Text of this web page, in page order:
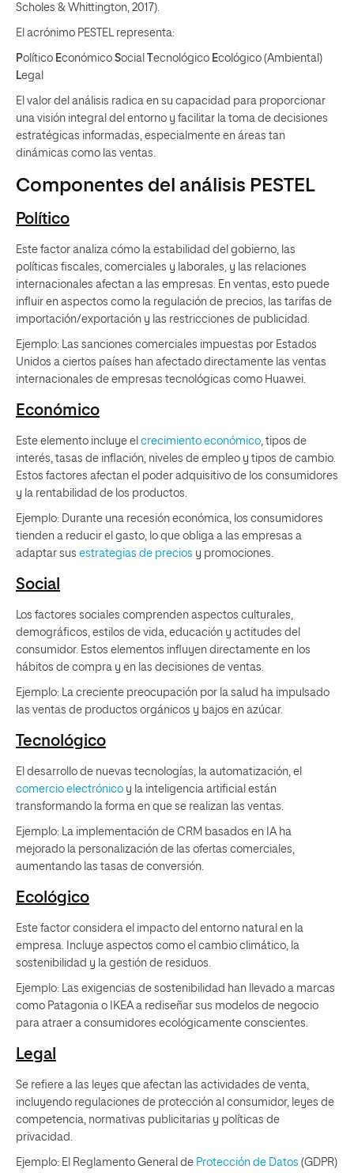
Scholes & Whittington, 2017).
El acrónimo PESTEL representa:
Político Económico Social Tecnológico Ecológico (Ambiental)
Legal
El valor del análisis radica en su capacidad para proporcionar
una visión integral del entorno y facilitar la toma de decisiones
estratégicas informadas, especialmente en áreas tan
dinámicas como las ventas.
Componentes del análisis PESTEL
Político
Este factor analiza cómo la estabilidad del gobierno, las
políticas fiscales, comerciales y laborales, y las relaciones
internacionales afectan a las empresas. En ventas, esto puede
influir en aspectos como la regulación de precios, las tarifas de
importación/exportación y las restricciones de publicidad.
Ejemplo: Las sanciones comerciales impuestas por Estados
Unidos a ciertos países han afectado directamente las ventas
internacionales de empresas tecnológicas como Huawei.
Económico
Este elemento incluye el crecimiento económico , tipos de
interés, tasas de inflación, niveles de empleo y tipos de cambio.
Estos factores afectan el poder adquisitivo de los consumidores
y la rentabilidad de los productos.
Ejemplo: Durante una recesión económica, los consumidores
tienden a reducir el gasto, lo que obliga a las empresas a
adaptar sus estrategias de precios y promociones.
Social
Los factores sociales comprenden aspectos culturales,
demográficos, estilos de vida, educación y actitudes del
consumidor. Estos elementos influyen directamente en los
hábitos de compra y en las decisiones de ventas.
Ejemplo: La creciente preocupación por la salud ha impulsado
las ventas de productos orgánicos y bajos en azúcar.
Tecnológico
El desarrollo de nuevas tecnologías, la automatización, el
comercio electrónico y la inteligencia artificial están
transformando la forma en que se realizan las ventas.
Ejemplo: La implementación de CRM basados en IA ha
mejorado la personalización de las ofertas comerciales,
aumentando las tasas de conversión.
Ecológico
Este factor considera el impacto del entorno natural en la
empresa. Incluye aspectos como el cambio climático, la
sostenibilidad y la gestión de residuos.
Ejemplo: Las exigencias de sostenibilidad han llevado a marcas
como Patagonia o IKEA a rediseñar sus modelos de negocio
para atraer a consumidores ecológicamente conscientes.
Legal
Se refiere a las leyes que afectan las actividades de venta,
incluyendo regulaciones de protección al consumidor, leyes de
competencia, normativas publicitarias y políticas de
privacidad.
Ejemplo: El Reglamento General de Protección de Datos (GDPR)